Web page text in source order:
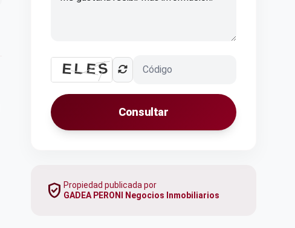
Consultar
verified_user Propiedad publicada por
GADEA PERONI Negocios Inmobiliarios